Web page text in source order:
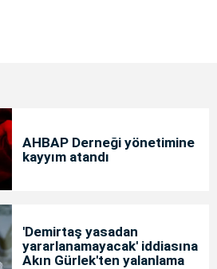
AHBAP Derneği yönetimine
kayyım atandı
'Demirtaş yasadan
yararlanamayacak' iddiasına
Akın Gürlek'ten yalanlama